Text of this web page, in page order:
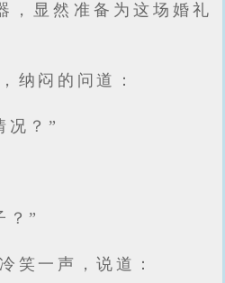
，显然准备为这场婚礼
纳闷的问道：
况？”
？”
笑一声，说道：